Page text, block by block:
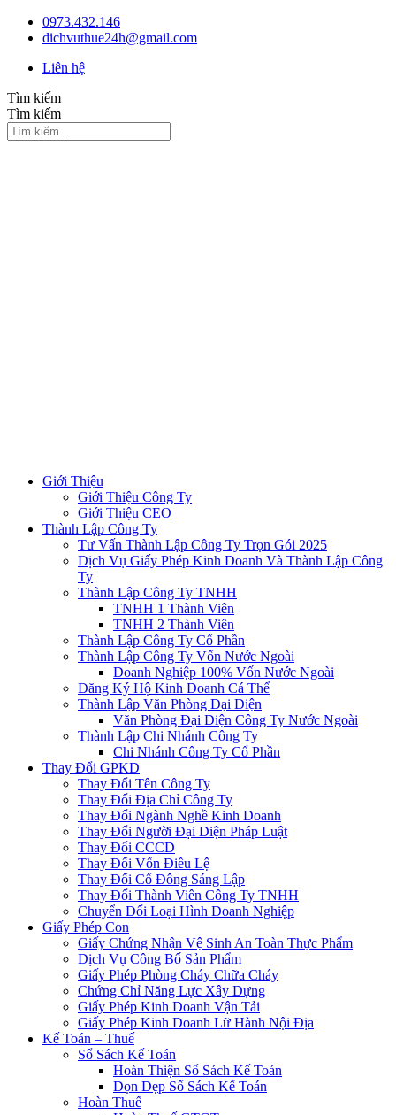
Chuyển
dung
0973.432.146
dichvuthue24h@gmail.com
Liên hệ
Tìm kiếm
Tìm kiếm
Giới Thiệu
Giới Thiệu Công Ty
Giới Thiệu CEO
Thành Lập Công Ty
Tư Vấn Thành Lập Công Ty Trọn Gói 2025
Dịch Vụ Giấy Phép Kinh Doanh Và Thành Lập Công
Ty
Thành Lập Công Ty TNHH
TNHH 1 Thành Viên
TNHH 2 Thành Viên
Thành Lập Công Ty Cổ Phần
Thành Lập Công Ty Vốn Nước Ngoài
Doanh Nghiệp 100% Vốn Nước Ngoài
Đăng Ký Hộ Kinh Doanh Cá Thể
Thành Lập Văn Phòng Đại Diện
Văn Phòng Đại Diện Công Ty Nước Ngoài
Thành Lập Chi Nhánh Công Ty
Chi Nhánh Công Ty Cổ Phần
Thay Đổi GPKD
Thay Đổi Tên Công Ty
Thay Đổi Địa Chỉ Công Ty
Thay Đổi Ngành Nghề Kinh Doanh
Thay Đổi Người Đại Diện Pháp Luật
Thay Đổi CCCD
Thay Đổi Vốn Điều Lệ
Thay Đổi Cổ Đông Sáng Lập
Thay Đổi Thành Viên Công Ty TNHH
Chuyển Đổi Loại Hình Doanh Nghiệp
Giấy Phép Con
Giấy Chứng Nhận Vệ Sinh An Toàn Thực Phẩm
Dịch Vụ Công Bố Sản Phẩm
Giấy Phép Phòng Cháy Chữa Cháy
Chứng Chỉ Năng Lực Xây Dựng
Giấy Phép Kinh Doanh Vận Tải
Giấy Phép Kinh Doanh Lữ Hành Nội Địa
Kế Toán – Thuế
Sổ Sách Kế Toán
Hoàn Thiện Sổ Sách Kế Toán
Dọn Dẹp Sổ Sách Kế Toán
Hoàn Thuế